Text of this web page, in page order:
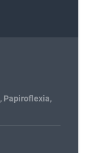
, Papiroflexia,